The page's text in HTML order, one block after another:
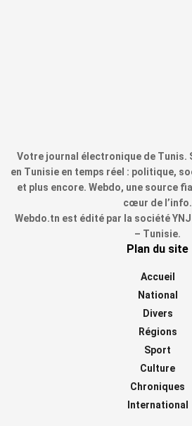
Votre journal électronique de Tunis.
en Tunisie en temps réel : politique,
et plus encore. Webdo, une source
cœur de l’info.
Webdo.tn est édité par la société YNJ
– Tunisie.
Plan du site
Accueil
National
Divers
Régions
Sport
Culture
Chroniques
International